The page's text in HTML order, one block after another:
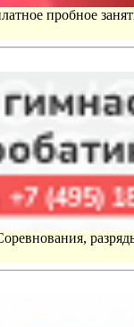
пробное